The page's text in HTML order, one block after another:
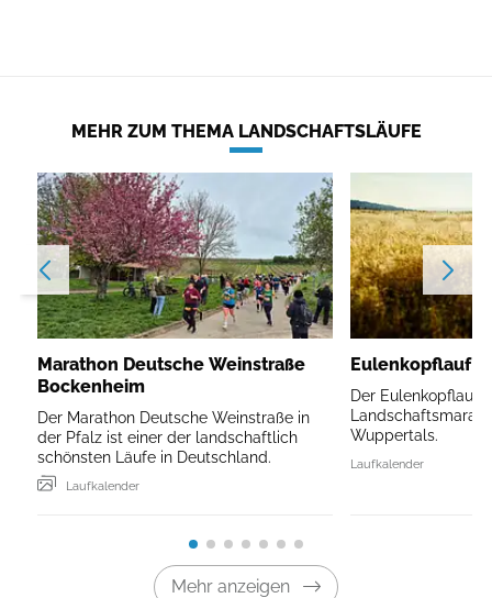
MEHR ZUM THEMA LANDSCHAFTSLÄUFE
Marathon Deutsche Weinstraße
Bockenheim
Der Marathon Deutsche Weinstraße in
der Pfalz ist einer der landschaftlich
schönsten Läufe in Deutschland.
Laufkalender
Eulenkopflauf
Der Eulenkopflauf
Wuppertals.
Laufkalender
Mehr anzeigen